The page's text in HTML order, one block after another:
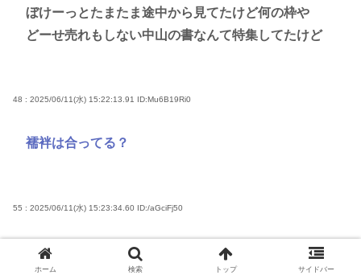
ぼけーっとたまたま途中から見てたけど何の枠や
どーせ売れもしない中山の書なんて特集してたけど
48 : 2025/06/11(水) 15:22:13.91 ID:Mu6B19Ri0
襦袢は合ってる？
55 : 2025/06/11(水) 15:23:34.60 ID:/aGciFj50
>>48
うっすらとしか見えないけど襦袢も左前に見えるな
ホーム 検索 トップ サイドバー